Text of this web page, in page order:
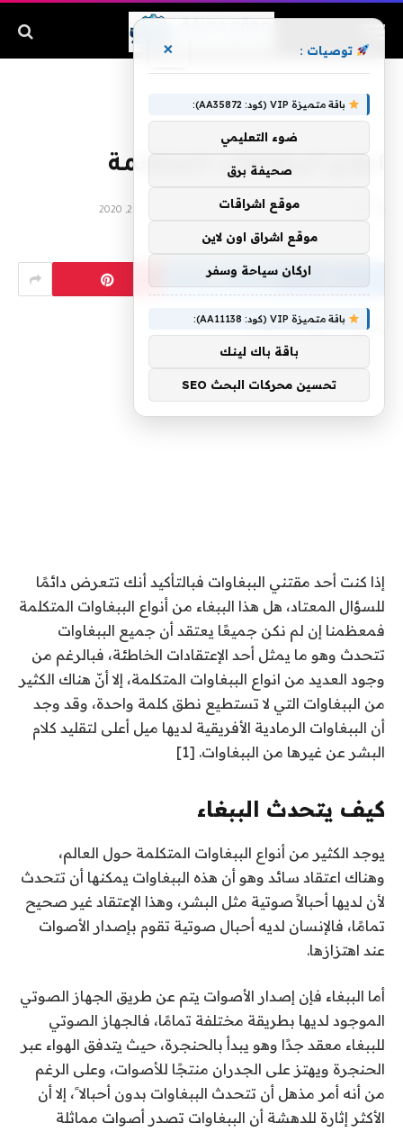
انواع الببغاوات المتكلمة
فبراير 15, 2020
لا توجد تعليقات 6 دقائق
إذا كنت أحد مقتني الببغاوات فبالتأكيد أنك تتعرض دائمًا
للسؤال المعتاد، هل هذا الببغاء من أنواع الببغاوات المتكلمة
فمعظمنا إن لم نكن جميعًا يعتقد أن جميع الببغاوات
تتحدث وهو ما يمثل أحد الإعتقادات الخاطئة، فبالرغم من
وجود العديد من انواع الببغاوات المتكلمة، إلا أنّ هناك الكثير
من الببغاوات التي لا تستطيع نطق كلمة واحدة، وقد وجد
أن الببغاوات الرمادية الأفريقية لديها ميل أعلى لتقليد كلام
البشر عن غيرها من الببغاوات. [1]
كيف يتحدث الببغاء
يوجد الكثير من أنواع الببغاوات المتكلمة حول العالم،
وهناك اعتقاد سائد وهو أن هذه الببغاوات يمكنها أن تتحدث
لأن لديها أحبالاً صوتية مثل البشر، وهذا الإعتقاد غير صحيح
تمامًا، فالإنسان لديه أحبال صوتية تقوم بإصدار الأصوات
عند اهتزازها.
أما الببغاء فإن إصدار الأصوات يتم عن طريق الجهاز الصوتي
الموجود لديها بطريقة مختلفة تمامًا، فالجهاز الصوتي
للببغاء معقد جدًا وهو يبدأ بالحنجرة، حيث يتدفق الهواء عبر
الحنجرة ويهتز على الجدران منتجًا للأصوات، وعلى الرغم
من أنه أمر مذهل أن تتحدث الببغاوات بدون أحبالا ً، إلا أن
الأكثر إثارة للدهشة أن الببغاوات تصدر أصوات مماثلة
توصيات : ×
باقة متميزة VIP (كود: AA35872):
ضوء التعليمي
صحيفة برق
موقع اشراقات
موقع اشراق اون لاين
اركان سياحة وسفر
باقة متميزة VIP (كود: AA11138):
باقة باك لينك
تحسين محركات البحث SEO